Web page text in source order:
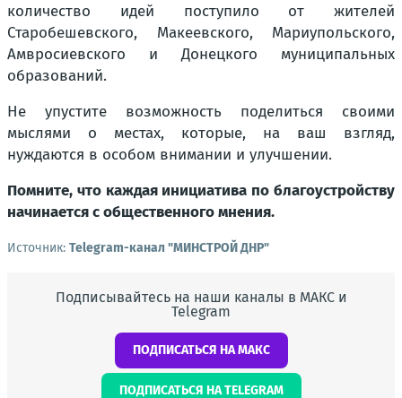
количество идей поступило от жителей
Старобешевского, Макеевского, Мариупольского,
Амвросиевского и Донецкого муниципальных
образований.
Не упустите возможность поделиться своими
мыслями о местах, которые, на ваш взгляд,
нуждаются в особом внимании и улучшении.
Помните, что каждая инициатива по благоустройству
начинается с общественного мнения.
Источник: Telegram-канал "МИНСТРОЙ ДНР"
Подписывайтесь на наши каналы в МАКС и
Telegram
ПОДПИСАТЬСЯ НА МАКС
ПОДПИСАТЬСЯ НА TELEGRAM